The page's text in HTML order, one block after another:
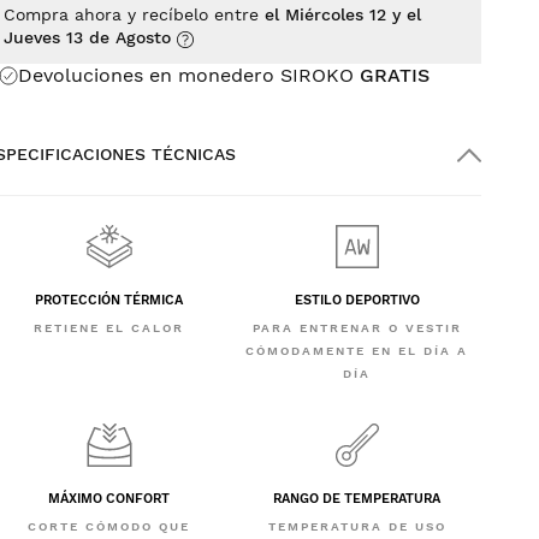
Devoluciones en monedero SIROKO GRATIS
Compra ahora y recíbelo entreel Miércoles 12 y el
Jueves 13 de Agosto
TÉCNICAS
PROTECCIÓN TÉRMICA
RETIENE EL CALOR
ESTILO DEPORTIVO
PARA ENTRENAR O VESTIR
CÓMODAMENTE EN EL DÍA A
DÍA
MÁXIMO CONFORT
CORTE CÓMODO QUE
RANGO DE TEMPERATURA
TEMPERATURA DE USO